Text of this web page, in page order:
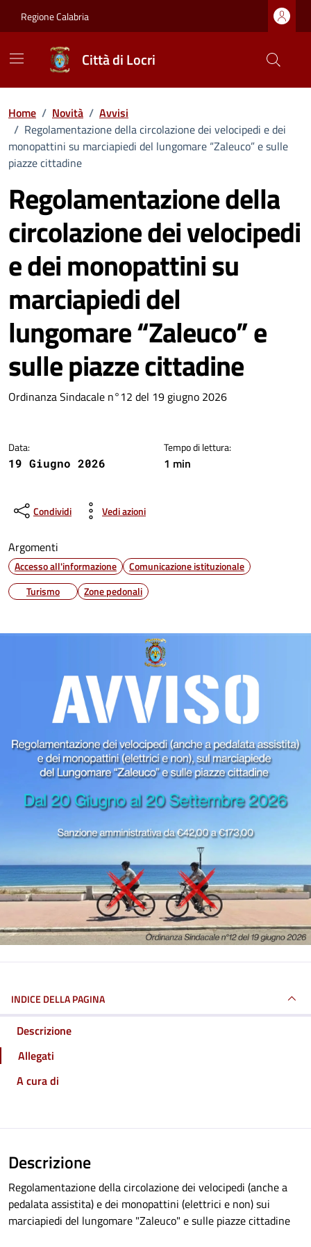
Regione Calabria
Città di Locri
Home / Novità / Avvisi
/ Regolamentazione della circolazione dei velocipedi e dei
monopattini su marciapiedi del lungomare “Zaleuco” e sulle
piazze cittadine
Regolamentazione della
circolazione dei velocipedi
e dei monopattini su
marciapiedi del
lungomare “Zaleuco” e
sulle piazze cittadine
Dettagli della notizia
Ordinanza Sindacale n°12 del 19 giugno 2026
Data:
19 Giugno 2026
Tempo di lettura:
1 min
Condividi Vedi azioni
Argomenti
Accesso all'informazione
Comunicazione istituzionale
Turismo
Zone pedonali
INDICE DELLA PAGINA
Descrizione
Allegati
A cura di
Descrizione
Regolamentazione della circolazione dei velocipedi (anche a
pedalata assistita) e dei monopattini (elettrici e non) sui
marciapiedi del lungomare "Zaleuco" e sulle piazze cittadine